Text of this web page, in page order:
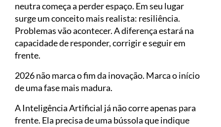
neutra começa a perder espaço. Em seu lugar
surge um conceito mais realista: resiliência.
Problemas vão acontecer. A diferença estará na
capacidade de responder, corrigir e seguir em
frente.
2026 não marca o fim da inovação. Marca o início
de uma fase mais madura.
A Inteligência Artificial já não corre apenas para
frente. Ela precisa de uma bússola que indique